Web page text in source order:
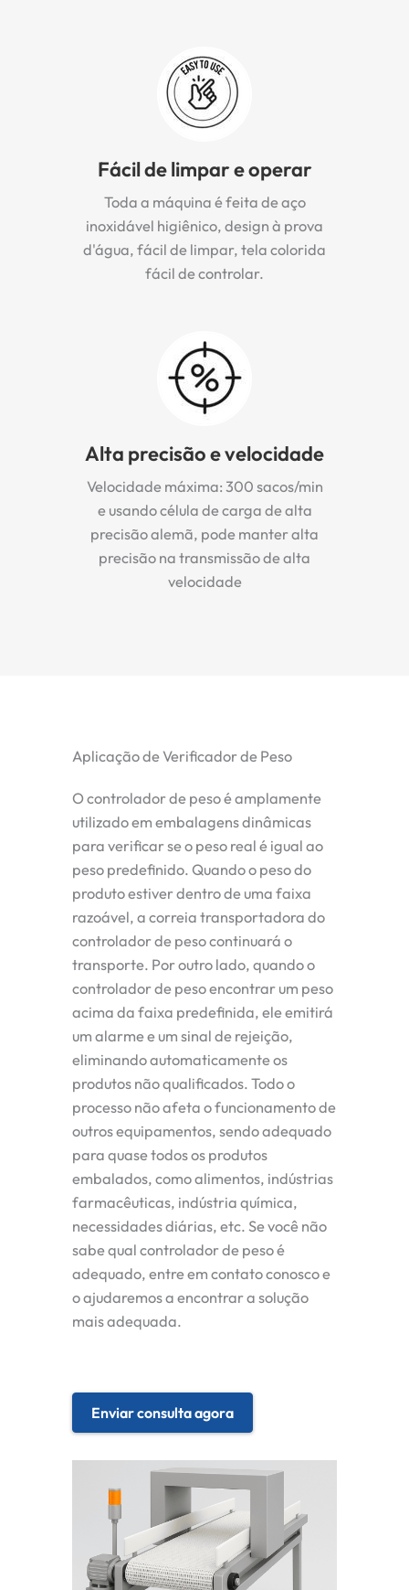
Fácil de limpar e operar
Toda a máquina é feita de aço
inoxidável higiênico, design à prova
d'água, fácil de limpar, tela colorida
fácil de controlar.
Alta precisão e velocidade
Velocidade máxima: 300 sacos/min
e usando célula de carga de alta
precisão alemã, pode manter alta
precisão na transmissão de alta
velocidade
Aplicação de Verificador de Peso
O controlador de peso é amplamente
utilizado em embalagens dinâmicas
para verificar se o peso real é igual ao
peso predefinido. Quando o peso do
produto estiver dentro de uma faixa
razoável, a correia transportadora do
controlador de peso continuará o
transporte. Por outro lado, quando o
controlador de peso encontrar um peso
acima da faixa predefinida, ele emitirá
um alarme e um sinal de rejeição,
eliminando automaticamente os
produtos não qualificados. Todo o
processo não afeta o funcionamento de
outros equipamentos, sendo adequado
para quase todos os produtos
embalados, como alimentos, indústrias
farmacêuticas, indústria química,
necessidades diárias, etc. Se você não
sabe qual controlador de peso é
adequado, entre em contato conosco e
o ajudaremos a encontrar a solução
mais adequada.
Enviar consulta agora